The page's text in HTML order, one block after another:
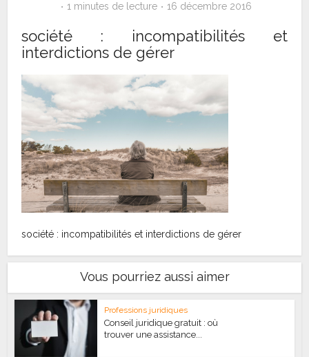
1 minutes de lecture
16 décembre 2016
société : incompatibilités et
interdictions de gérer
société : incompatibilités et interdictions de gérer
Vous pourriez aussi aimer
Professions juridiques
Conseil juridique gratuit : où
trouver une assistance...